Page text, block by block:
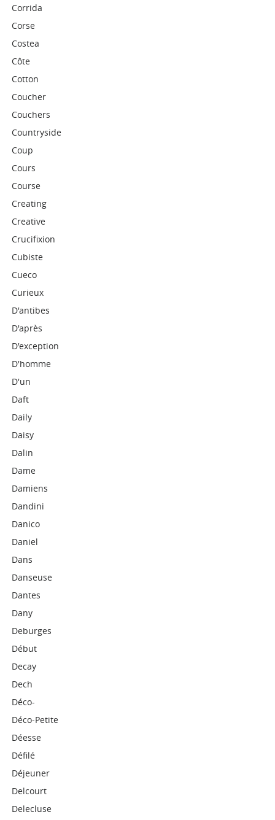
Corrida
Corse
Costea
Côte
Cotton
Coucher
Couchers
Countryside
Coup
Cours
Course
Creating
Creative
Crucifixion
Cubiste
Cueco
Curieux
D'antibes
D'après
D'exception
D'homme
D'un
Daft
Daily
Daisy
Dalin
Dame
Damiens
Dandini
Danico
Daniel
Dans
Danseuse
Dantes
Dany
Deburges
Début
Decay
Dech
Déco-
Déco-Petite
Déesse
Défilé
Déjeuner
Delcourt
Delecluse